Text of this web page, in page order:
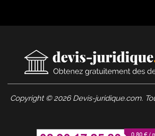
Copyright © 2026 Devis-juridique.com.